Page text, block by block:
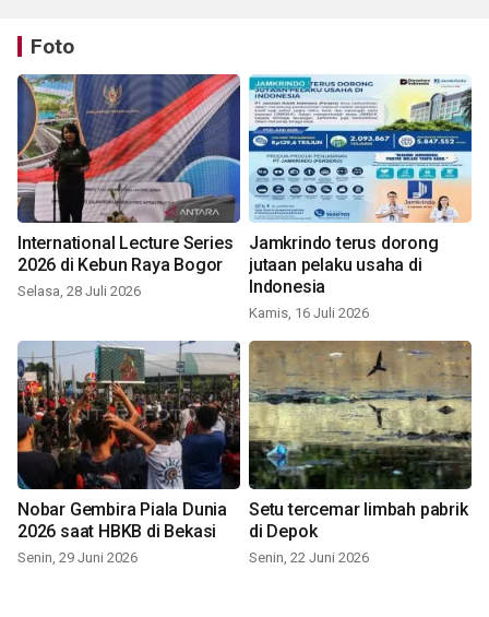
Foto
International Lecture Series
2026 di Kebun Raya Bogor
Selasa, 28 Juli 2026
Jamkrindo terus dorong
jutaan pelaku usaha di
Indonesia
Kamis, 16 Juli 2026
Nobar Gembira Piala Dunia
2026 saat HBKB di Bekasi
Senin, 29 Juni 2026
Setu tercemar limbah pabrik
di Depok
Senin, 22 Juni 2026